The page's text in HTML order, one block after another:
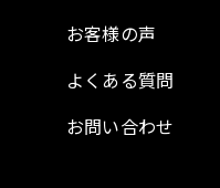
お客様の声
よくある質問
お問い合わせ